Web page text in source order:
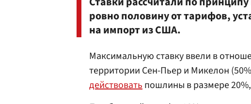
ровно половину от тарифов,
на импорт из США.
Максимальную ставку ввели в
территории Сен-Пьер и Микелон
действоватьпошлины в размере